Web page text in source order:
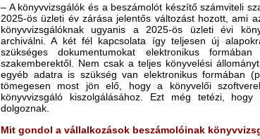
– A könyvvizsgálók és a beszámolót készítő számviteli
2025-ös üzleti év zárása jelentős változást hozott, ami
könyvvizsgálóknak ugyanis a 2025-ös üzleti évi
archiválni. A két fél kapcsolata így teljesen új
szükséges dokumentumokat elektronikus
szakemberektől. Nem csak a teljes könyvelési
egyéb adatra is szükség van elektronikus formában
tömegesen most jön elő, hogy a könyvelői
könyvvizsgáló kiszolgálásához. Ezt még tetézi,
dolgoznak.
Mit gondol a vállalkozások beszámolóinak